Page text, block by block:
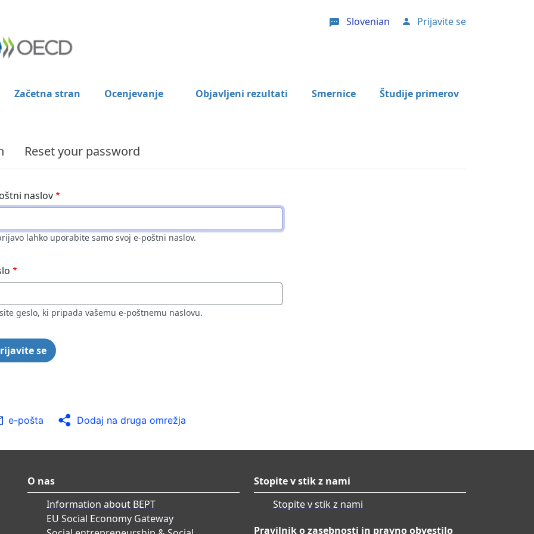
Slovenian User account menu
Prijavite se
Začetna stran Ocenjevanje Objavljeni rezultati Smernice Študije primerov
Reset your password
naslov
lahko uporabite samo svoj e-poštni naslov.
geslo, ki pripada vašemu e-poštnemu naslovu.
e-pošta Dodaj na druga omrežja
O nas
Information about BEPT
EU Social Economy Gateway
Stopite v stik z nami
Stopite v stik z nami
Pravilnik o zasebnosti in pravno obvestilo